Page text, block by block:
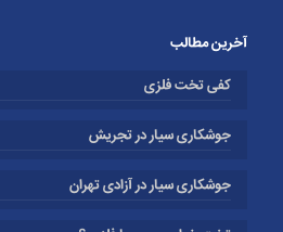
آخرین مطالب
کفی تخت فلزی
جوشکاری سیار در تجریش
جوشکاری سیار در آزادی تهران